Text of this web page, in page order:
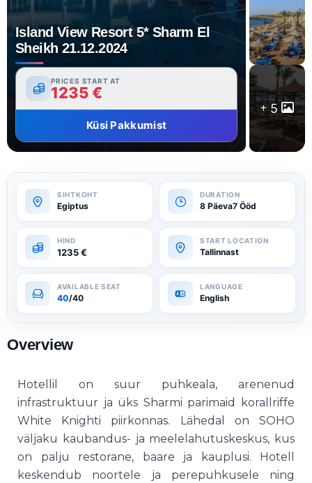
Island View Resort 5* Sharm El
Sheikh 21.12.2024
PRICES START AT
1235€
Küsi Pakkumist
5
Egiptus 8 Päeva7 Ööd
1235€ Tallinnast
40/40 English
Overview
Hotellil on suur puhkeala, arenenud
infrastruktuur ja üks Sharmi parimaid korallriffe
White Knighti piirkonnas. Lähedal on SOHO
väljaku kaubandus- ja meelelahutuskeskus, kus
on palju restorane, baare ja kauplusi. Hotell
keskendub noortele ja perepuhkusele ning